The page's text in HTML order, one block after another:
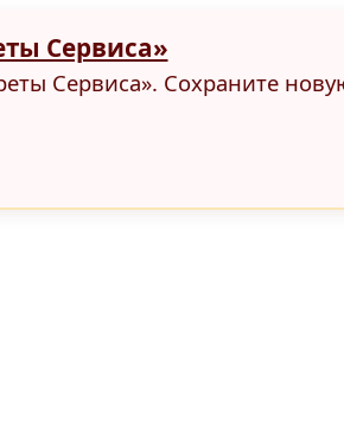
Сервиса»
Сервиса». Сохраните